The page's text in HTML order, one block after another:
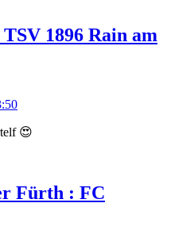
1896 Rain am
😍
Fürth : FC